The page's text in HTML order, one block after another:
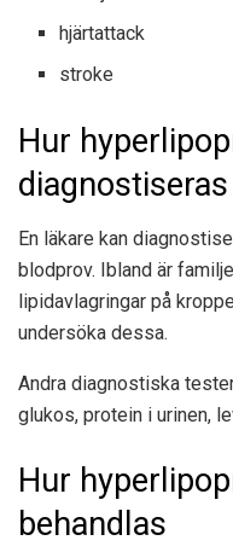
hjärtattack
stroke
Hur
diagnostiseras
En läkare kan
blodprov. Ibland är
lipidavlagringar på
undersöka dessa.
Andra diagnostiska
glukos, protein i urinen,
Hur
behandlas